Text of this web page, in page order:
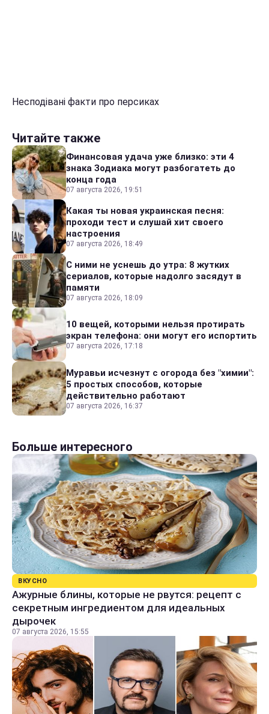
Несподівані факти про персиках
Читайте также
Финансовая удача уже близко: эти 4
знака Зодиака могут разбогатеть до
конца года
07 августа 2026, 19:51
Какая ты новая украинская песня:
проходи тест и слушай хит своего
настроения
07 августа 2026, 18:49
С ними не уснешь до утра: 8 жутких
сериалов, которые надолго засядут в
памяти
07 августа 2026, 18:09
10 вещей, которыми нельзя протирать
экран телефона: они могут его испортить
07 августа 2026, 17:18
Муравьи исчезнут с огорода без "химии":
5 простых способов, которые
действительно работают
07 августа 2026, 16:37
Больше интересного
ВКУСНО
Ажурные блины, которые не рвутся: рецепт с
секретным ингредиентом для идеальных
дырочек
07 августа 2026, 15:55